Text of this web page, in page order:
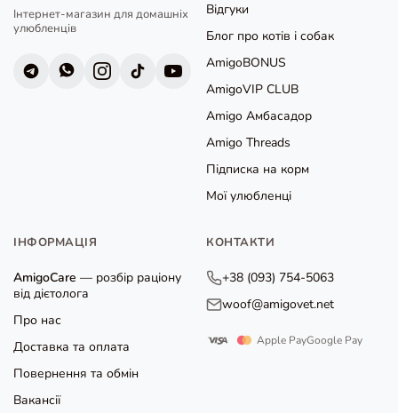
Інтернет-магазин для домашніх
улюбленців
Відгуки
Блог про котів і собак
AmigoBONUS
AmigoVIP CLUB
Amigo Амбасадор
Amigo Threads
Підписка на корм
Мої улюбленці
ІНФОРМАЦІЯ
AmigoCare — розбір раціону
від дієтолога
Про нас
Доставка та оплата
Повернення та обмін
Вакансії
КОНТАКТИ
+38 (093) 754-5063
woof@amigovet.net
Apple PayGoogle Pay